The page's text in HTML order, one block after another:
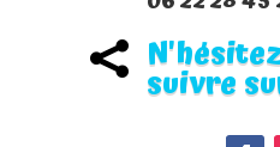

suivre